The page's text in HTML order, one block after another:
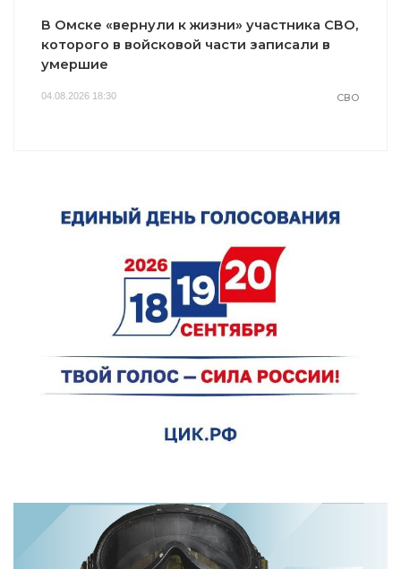
В Омске «вернули к жизни» участника СВО,
которого в войсковой части записали в
умершие
04.08.2026 18:30 СВО